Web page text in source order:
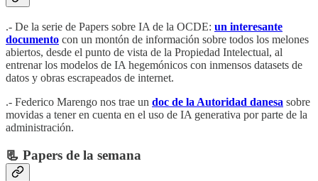
.- De la serie de Papers sobre IA de la OCDE: un interesante
documento con un montón de información sobre todos los melones
abiertos, desde el punto de vista de la Propiedad Intelectual, al
entrenar los modelos de IA hegemónicos con inmensos datasets de
datos y obras escrapeados de internet.
.- Federico Marengo nos trae un doc de la Autoridad danesa sobre
movidas a tener en cuenta en el uso de IA generativa por parte de la
administración.
📃 Papers de la semana